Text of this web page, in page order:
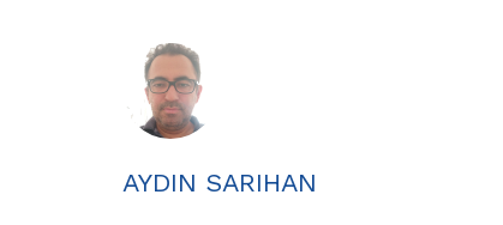
AYDIN SARIHAN